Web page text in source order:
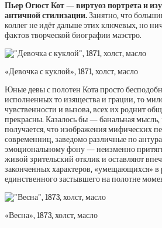
Пьер Огюст Кот — виртуоз портрета и
античной стилизации.Занятно, что
коллег не идёт дальше этих ключевых, но
фактов творческой биографии маэстро.
«Девочка с куклой», 1871, холст, масло
Юные девы с полотен Кота просто
исполненных то изящества и грации, то
чувственности и вызова, всех их роднит
прекрасны. Казалось бы — банальная мысль,
получается, что изображения мифических
современниц, заведомо различные по
эмоциональному фону — неизменно
живой зрительский отклик и оставляют
законченных характеров, «умещающихся» в
единственного застывшего на полотне
«Весна», 1873, холст, масло